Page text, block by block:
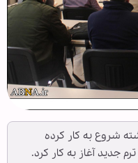
شروع به کار کرده
10 اکتبر 2014 برای ترم جدید آغاز به کار کرد.